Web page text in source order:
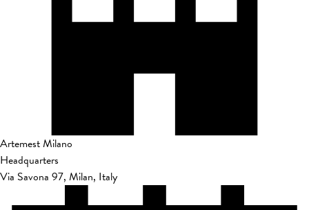
Artemest Milano
Headquarters
Via Savona 97, Milan, Italy